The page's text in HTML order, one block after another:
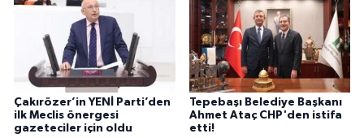
Çakırözer’in YENİ Parti’den
ilk Meclis önergesi
gazeteciler için oldu
Tepebaşı Belediye Başkanı
Ahmet Ataç CHP'den istifa
etti!